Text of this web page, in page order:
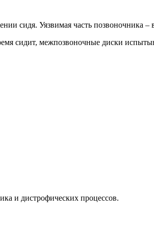
сидя. Уязвимая часть позвоночника –
сидит, межпозвоночные диски
и дистрофических процессов.